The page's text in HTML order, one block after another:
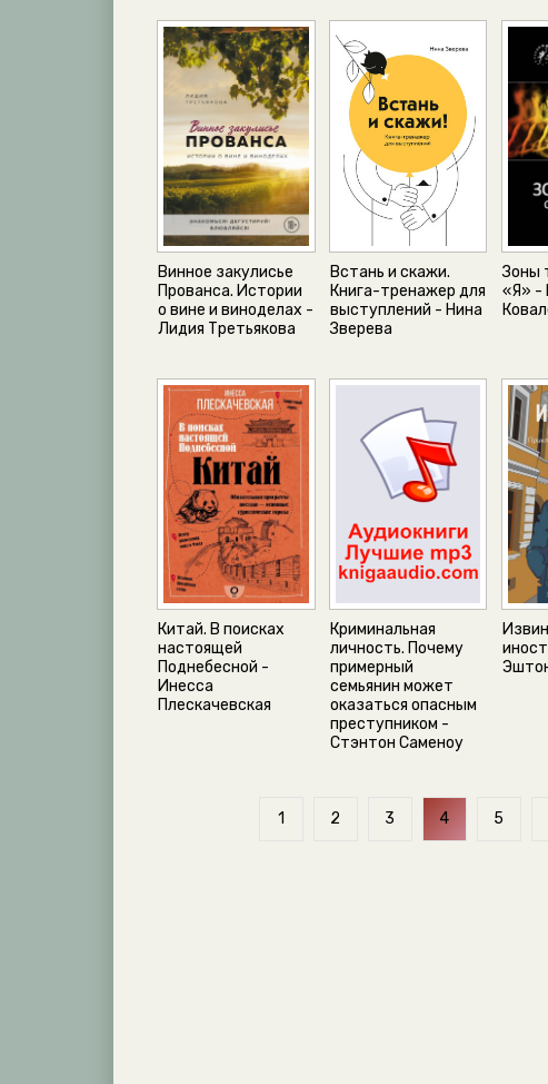
Винное закулисье
Прованса. Истории
о вине и виноделах -
Лидия Третьякова
Встань и скажи.
Книга-тренажер для
выступлений - Нина
Зверева
Зоны
«Я» -
Китай. В поисках
настоящей
Поднебесной -
Инесса
Плескачевская
Криминальная
личность. Почему
примерный
семьянин может
оказаться опасным
преступником -
Стэнтон Саменоу
1 2 3 4 5